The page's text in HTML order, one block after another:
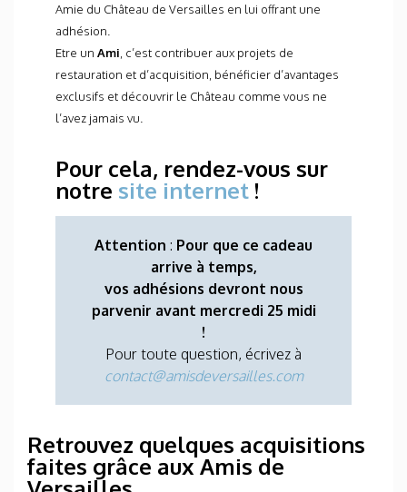
Amie du Château de Versailles en lui offrant une
adhésion.
Etre unAmi , c’est contribuer aux projets de
restauration et d’acquisition, bénéficier d’avantages
exclusifs et découvrir le Château comme vous ne
l’avez jamais vu.
Pour cela, rendez-vous sur
notre site internet !
Attention : Pour que ce cadeau
arrive à temps,
vos adhésions devront nous
parvenir avant mercredi 25 midi
!
Pour toute question, écrivez à
contact@amisdeversailles.com
Retrouvez quelques acquisitions
faites grâce aux Amis de